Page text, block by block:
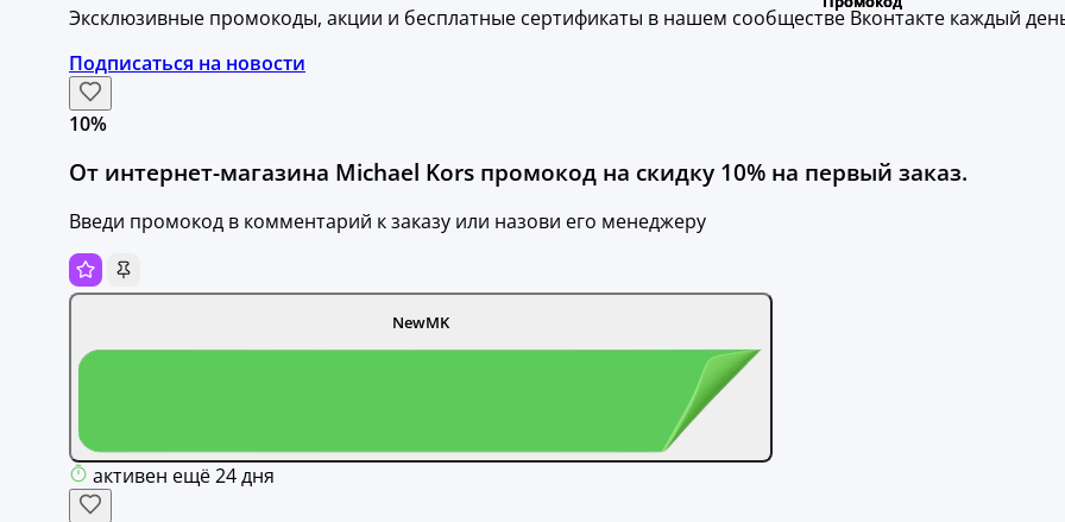
Эксклюзивные промокоды, акции и бесплатные сертификаты в нашем сообществе Вконтакте каждый
Подписаться на новости
10%
От интернет-магазина Michael Kors промокод на скидку 10% на первый заказ.
Введи промокод в комментарий к заказу или назови его менеджеру
NewMK
активен ещё 24 дня